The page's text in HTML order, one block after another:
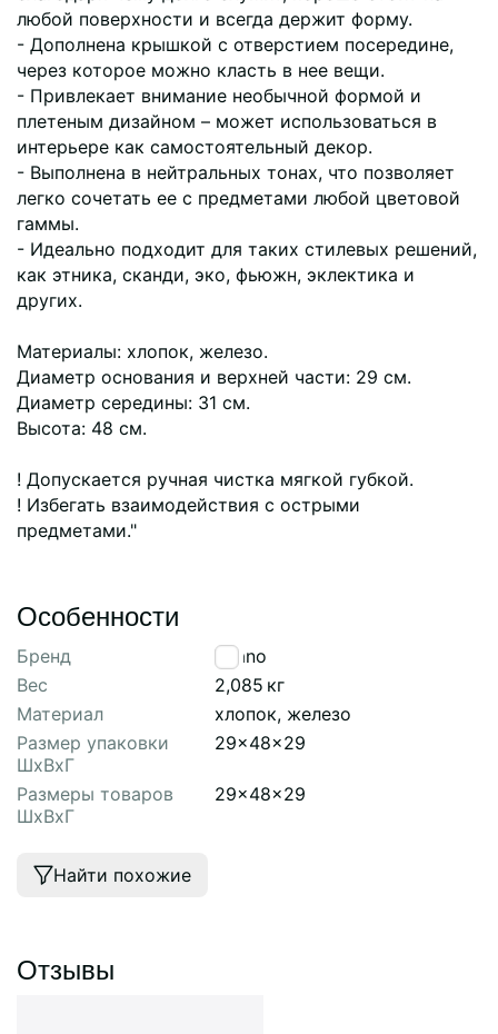
любой поверхности и всегда держит форму.
- Дополнена крышкой с отверстием посередине,
через которое можно класть в нее вещи.
- Привлекает внимание необычной формой и
плетеным дизайном – может использоваться в
интерьере как самостоятельный декор.
- Выполнена в нейтральных тонах, что позволяет
легко сочетать ее с предметами любой цветовой
гаммы.
- Идеально подходит для таких стилевых решений,
как этника, сканди, эко, фьюжн, эклектика и
других.
Материалы: хлопок, железо.
Диаметр основания и верхней части: 29 см.
Диаметр середины: 31 см.
Высота: 48 см.
! Допускается ручная чистка мягкой губкой.
! Избегать взаимодействия с острыми
предметами."
Особенности
Бренд
Tkano
Вес
2,085 кг
Материал
хлопок, железо
Размер упаковки
ШхВхГ
29x48x29
Размеры товаров
ШхВхГ
29x48x29
Найти похожие
Отзывы